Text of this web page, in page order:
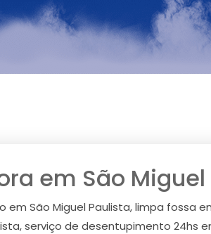
em São
São Miguel Paulista, limpa fossa
serviço de desentupimento 24hs